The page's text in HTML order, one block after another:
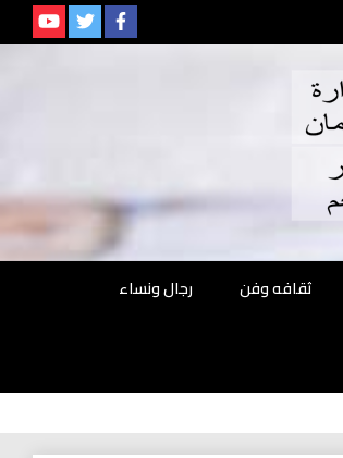
ثقافه وفن
رجال ونساء